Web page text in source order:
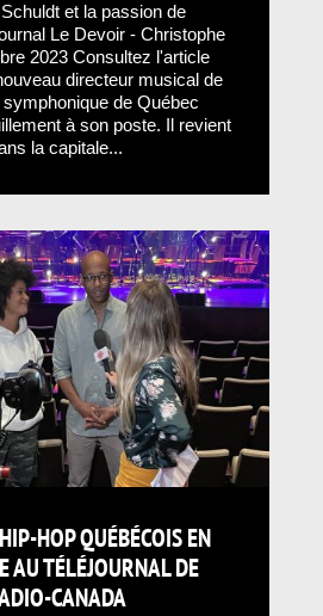
et la passion de
Le Devoir - Christophe
2023 Consultez l'article
directeur musical de
symphonique de Québec
à son poste. Il revient
la capitale...
HOP QUÉBÉCOIS EN
AU TÉLÉJOURNAL DE
CANADA